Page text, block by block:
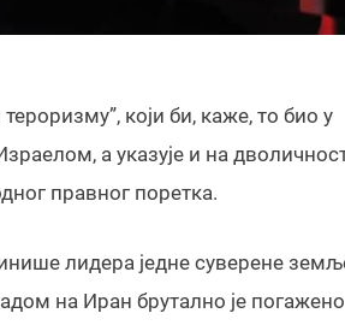
који би, каже, то био у
а указује и на
правног поретка.
лидера једне суверене
на Иран брутално је погажено